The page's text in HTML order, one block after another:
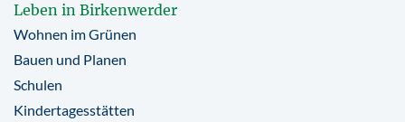
Leben in Birkenwerder
Wohnen im Grünen
Bauen und Planen
Schulen
Kindertagesstätten